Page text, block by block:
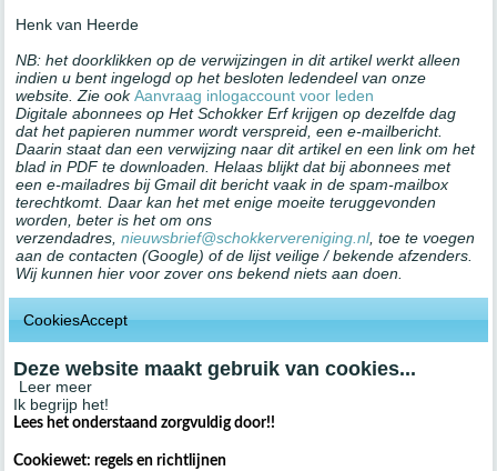
Henk van Heerde
NB: het doorklikken op de verwijzingen in dit artikel werkt alleen
indien u bent ingelogd op het besloten ledendeel van onze
website. Zie ookAanvraag inlogaccount voor leden
Digitale abonnees op Het Schokker Erf krijgen op dezelfde dag
dat het papieren nummer wordt verspreid, een e-mailbericht.
Daarin staat dan een verwijzing naar dit artikel en een link om het
blad in PDF te downloaden. Helaas blijkt dat bij abonnees met
een e-mailadres bij Gmail dit bericht vaak in de spam-mailbox
terechtkomt. Daar kan het met enige moeite teruggevonden
worden, beter is het om ons
verzendadres,nieuwsbrief@schokkervereniging.nl, toe te voegen
aan de contacten (Google) of de lijst veilige / bekende afzenders.
Wij kunnen hier voor zover ons bekend niets aan doen.
CookiesAccept
Deze website maakt gebruik van cookies...
Leer meer
Ik begrijp het!
Lees het onderstaand zorgvuldig door!!
Cookiewet: regels en richtlijnen